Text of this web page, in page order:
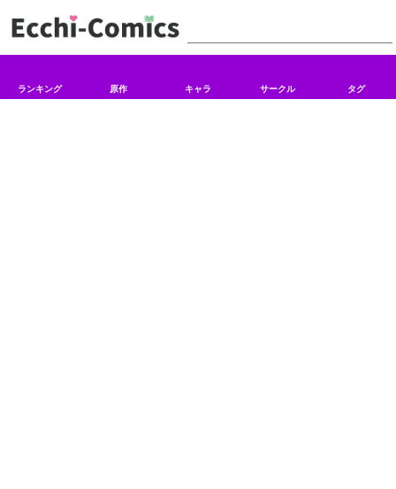
ランキング 原作 キャラ サークル タグ